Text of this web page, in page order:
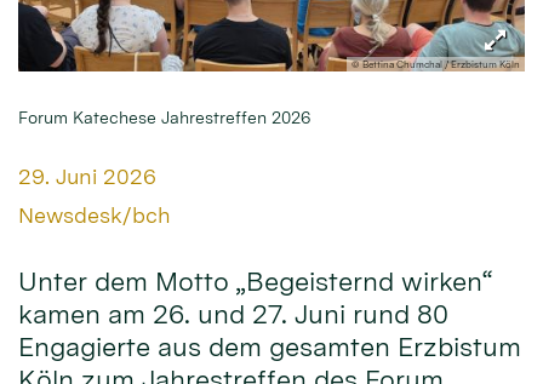
© Bettina Chumchal / Erzbistum Köln
Forum Katechese Jahrestreffen 2026
Datum:
29. Juni 2026
Von:
Newsdesk/bch
Unter dem Motto „Begeisternd wirken“
kamen am 26. und 27. Juni rund 80
Engagierte aus dem gesamten Erzbistum